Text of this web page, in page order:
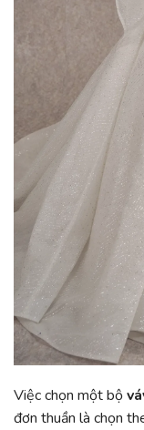
Việc chọn một bộ
đơn thuần là chọn